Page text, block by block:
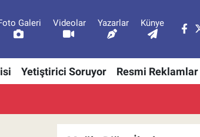
Galeri Videolar Yazarlar Künye
Yetiştirici Soruyor Resmi Reklamlar